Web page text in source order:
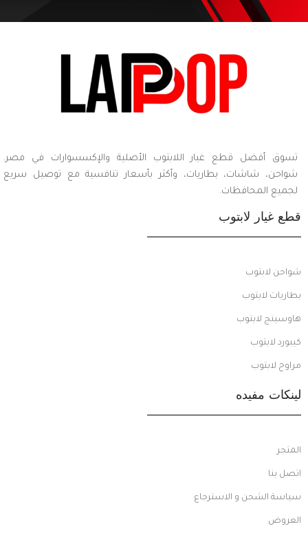
تسوق أفضل قطع غيار اللابتوب الأصلية والإكسسوارات في مصر.
شواحن، شاشات، بطاريات، وأكثر بأسعار تنافسية مع توصيل سريع
لجميع المحافظات.
قطع غيار لابتوب
شواحن لابتوب
بطاريات لابتوب
هاوسينج لابتوب
كيبورد لابتوب
مراوح لابتوب
لينكات مفيده
المتجر
اتصل بنا
سياسة الشحن و الاسترجاع
العروض